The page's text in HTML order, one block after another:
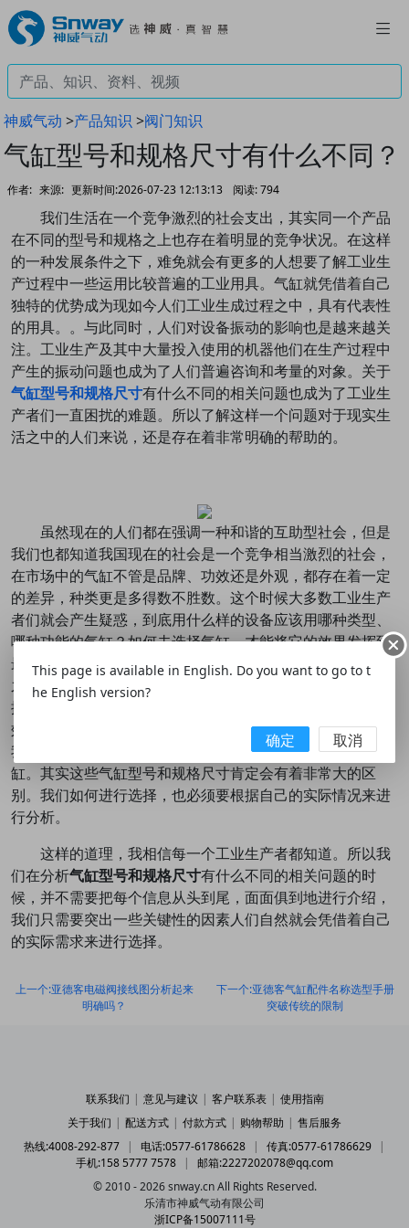
神威气动 >产品知识 >阀门知识
气缸型号和规格尺寸有什么不同？
作者: 来源: 更新时间:2026-07-23 12:13:13 阅读:794
我们生活在一个竞争激烈的社会支出，其实同一个产品
在不同的型号和规格之上也存在着明显的竞争状况。在这样
的一种发展条件之下，难免就会有更多的人想要了解工业生
产过程中一些运用比较普遍的工业用具。气缸就凭借着自己
独特的优势成为现如今人们工业生成过程之中，具有代表性
的用具。。与此同时，人们对设备振动的影响也是越来越关
注。工业生产及其中大量投入使用的机器他们在生产过程中
产生的振动问题也成为了人们普遍咨询和考量的对象。关于
气缸型号和规格尺寸有什么不同的相关问题也成为了工业生
产者们一直困扰的难题。所以了解这样一个问题对于现实生
活之中的人们来说，还是存在着非常明确的帮助的。
虽然现在的人们都在强调一种和谐的互助型社会，但是
我们也都知道我国现在的社会是一个竞争相当激烈的社会，
在市场中的气缸不管是品牌、功效还是外观，都存在着一定
的差异，种类更是多得数不胜数。这个时候大多数工业生产
者们就会产生疑惑，到底用什么样的设备应该用哪种类型、
哪种功能的气缸？如何去选择气缸，才能将它的效果发挥到
最大？气缸型号和规格尺寸有什么不同的相关问题呢？除此
之外，还需要考量相关的经济问题，换句话说，也就是如何
控制成本？所以，对于工业生产者来说，为了不断提高生产
效益，为了给众多的工业生产者们解决切身困扰他们的问题
我们要根据自己的实际情况和生产需要去推荐最合适的气
缸。其实这些气缸型号和规格尺寸肯定会有着非常大的区
别。我们如何进行选择，也必须要根据自己的实际情况来进
行分析。
这样的道理，我相信每一个工业生产者都知道。所以我
们在分析气缸型号和规格尺寸有什么不同的相关问题的时
候，并不需要把每个信息从头到尾，面面俱到地进行介绍，
我们只需要突出一些关键性的因素人们自然就会凭借着自己
的实际需求来进行选择。
上一个:亚德客电磁阀接线图分析起来
明确吗？
下一个:亚德客气缸配件名称选型手册
突破传统的限制
联系我们 | 意见与建议 | 客户联系表 | 使用指南
关于我们 | 配送方式 | 付款方式 | 购物帮助 | 售后服务
热线:4008-292-877
| 电话:0577-61786628 | 传真:0577-61786629
|
手机:158 5777 7578
|
邮箱:2227202078@qq.com
© 2010 - 2026 snway.cn All Rights Reserved.
乐清市神威气动有限公司
浙ICP备15007111号
This page is available in English. Do you want to go to t
he English version?
确定 取消